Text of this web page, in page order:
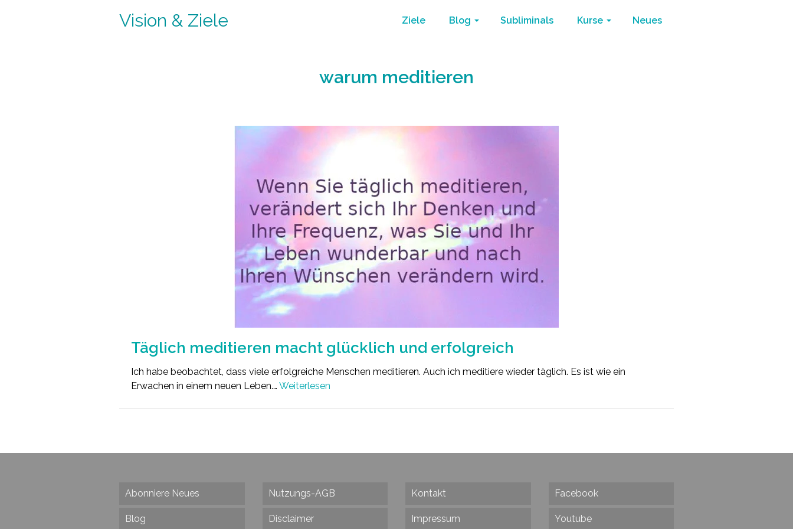
Vision & Ziele Ziele Blog Subliminals Kurse Neues
warum meditieren
Täglich meditieren macht glücklich und erfolgreich
Ich habe beobachtet, dass viele erfolgreiche Menschen meditieren. Auch ich meditiere wieder täglich. Es ist wie ein
Erwachen in einem neuen Leben.… Weiterlesen
Abonniere Neues
Blog
Nutzungs-AGB
Disclaimer
Kontakt
Impressum
Facebook
Youtube